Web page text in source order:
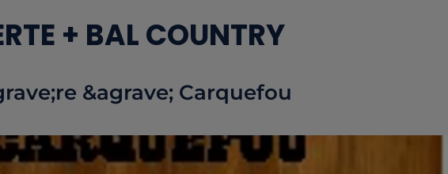
+ BAL COUNTRY
&agrave; Carquefou